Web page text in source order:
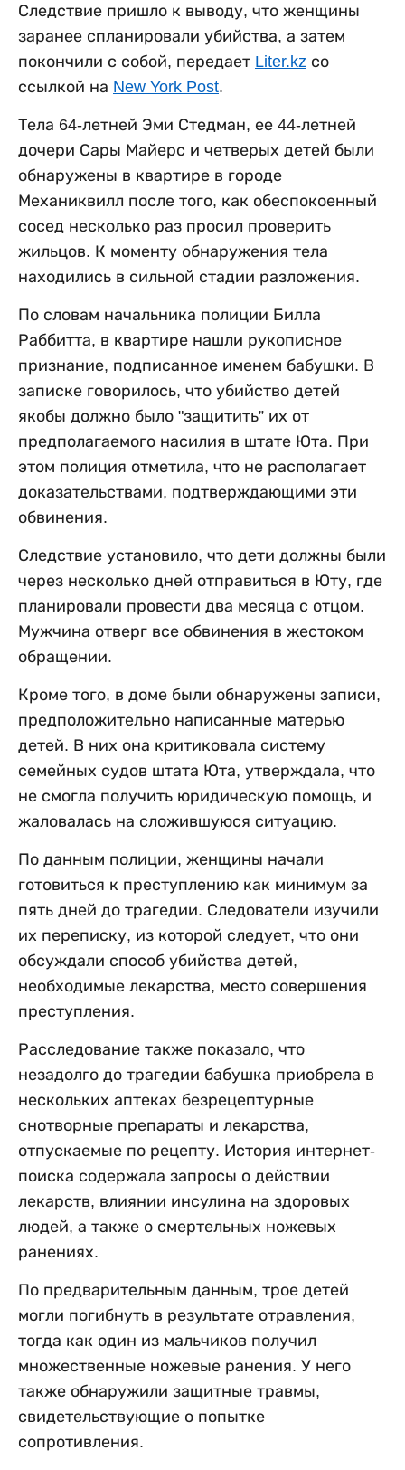
Следствие пришло к выводу, что женщины
заранее спланировали убийства, а затем
покончили с собой, передает Liter.kz со
ссылкой на New York Post.
Тела 64-летней Эми Стедман, ее 44-летней
дочери Сары Майерс и четверых детей были
обнаружены в квартире в городе
Механиквилл после того, как обеспокоенный
сосед несколько раз просил проверить
жильцов. К моменту обнаружения тела
находились в сильной стадии разложения.
По словам начальника полиции Билла
Раббитта, в квартире нашли рукописное
признание, подписанное именем бабушки. В
записке говорилось, что убийство детей
якобы должно было "защитить” их от
предполагаемого насилия в штате Юта. При
этом полиция отметила, что не располагает
доказательствами, подтверждающими эти
обвинения.
Следствие установило, что дети должны были
через несколько дней отправиться в Юту, где
планировали провести два месяца с отцом.
Мужчина отверг все обвинения в жестоком
обращении.
Кроме того, в доме были обнаружены записи,
предположительно написанные матерью
детей. В них она критиковала систему
семейных судов штата Юта, утверждала, что
не смогла получить юридическую помощь, и
жаловалась на сложившуюся ситуацию.
По данным полиции, женщины начали
готовиться к преступлению как минимум за
пять дней до трагедии. Следователи изучили
их переписку, из которой следует, что они
обсуждали способ убийства детей,
необходимые лекарства, место совершения
преступления.
Расследование также показало, что
незадолго до трагедии бабушка приобрела в
нескольких аптеках безрецептурные
снотворные препараты и лекарства,
отпускаемые по рецепту. История интернет-
поиска содержала запросы о действии
лекарств, влиянии инсулина на здоровых
людей, а также о смертельных ножевых
ранениях.
По предварительным данным, трое детей
могли погибнуть в результате отравления,
тогда как один из мальчиков получил
множественные ножевые ранения. У него
также обнаружили защитные травмы,
свидетельствующие о попытке
сопротивления.